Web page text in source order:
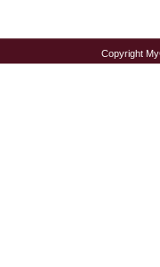
Copyright